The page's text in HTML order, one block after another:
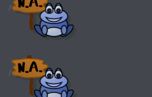
/
/